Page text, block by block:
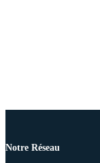
Notre Réseau